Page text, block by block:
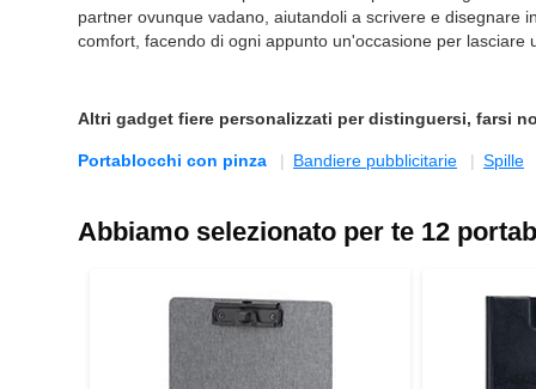
partner ovunque vadano, aiutandoli a scrivere e disegnare
comfort, facendo di ogni appunto un'occasione per lasciare
Altri gadget fiere personalizzati per distinguersi, farsi
Portablocchi con pinza Bandiere pubblicitarie Spille
Abbiamo selezionato per te 12